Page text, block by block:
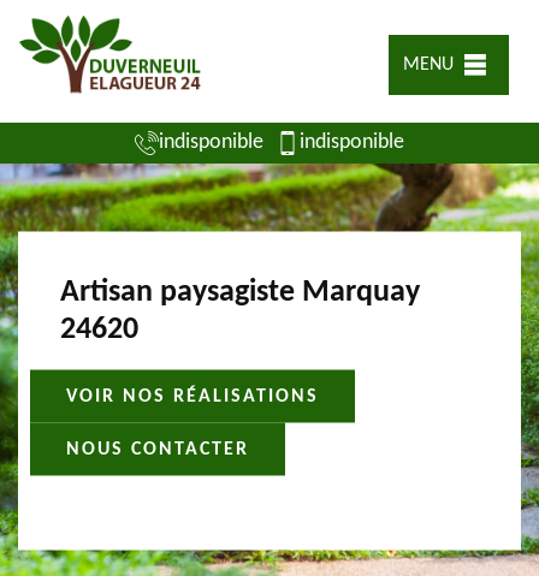
MENU
indisponible indisponible
Artisan paysagiste Marquay
24620
VOIR NOS RÉALISATIONS
NOUS CONTACTER